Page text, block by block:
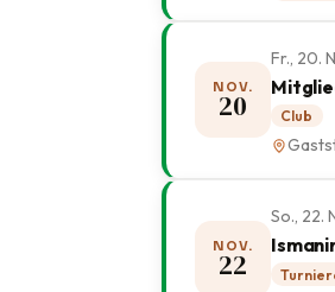
NOV.
20
Fr., 20.
Club
NOV.
22
So., 22.